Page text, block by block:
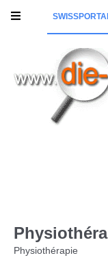
Physiothérapie